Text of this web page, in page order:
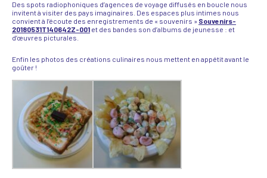
Des spots radiophoniques d’agences de voyage diffusés en boucle nous
invitent à visiter des pays imaginaires. Des espaces plus intimes nous
convient à l’écoute des enregistrements de « souvenirs » Souvenirs-
20180531T140642Z-001 et des bandes son d’albums de jeunesse : et
d’œuvres picturales.
Enfin les photos des créations culinaires nous mettent en appétit avant le
goûter !